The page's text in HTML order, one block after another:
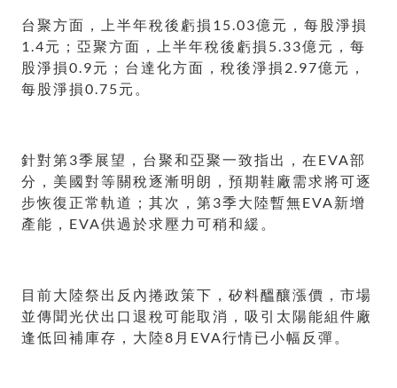
台聚方面，上半年稅後虧損15.03億元，每股淨損
1.4元；亞聚方面，上半年稅後虧損5.33億元，每
股淨損0.9元；台達化方面，稅後淨損2.97億元，
每股淨損0.75元。
針對第3季展望，台聚和亞聚一致指出，在EVA部
分，美國對等關稅逐漸明朗，預期鞋廠需求將可逐
步恢復正常軌道；其次，第3季大陸暫無EVA新增
產能，EVA供過於求壓力可稍和緩。
目前大陸祭出反內捲政策下，矽料醞釀漲價，市場
並傳聞光伏出口退稅可能取消，吸引太陽能組件廠
逢低回補庫存，大陸8月EVA行情已小幅反彈。